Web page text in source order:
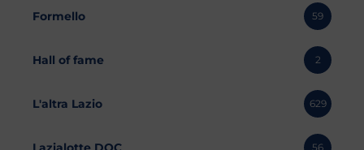
Formello 59
Hall of fame 2
L'altra Lazio 629
56